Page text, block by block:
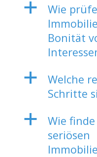
a
Wie
Bonität
a
Welche
Schritte
a
Wie
seriösen